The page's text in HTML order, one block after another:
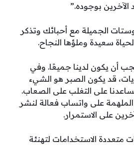
بوجوده.”
الجميلة مع أحبائك وتذكر
سعيدة وملؤها النجاح.
أن يكون لدينا جميعًا. وفي
قد يكون الصبر هو الشيء
على التغلب على الصعاب.
على واتساب فعالة لنشر
على الاستمرار.
متعددة الاستخدامات لتهنئة